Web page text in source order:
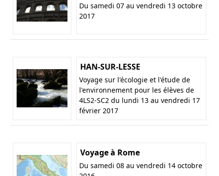
Du samedi 07 au vendredi 13 octobre
2017
HAN-SUR-LESSE
Voyage sur l'écologie et l'étude de
l'environnement pour les élèves de
4LS2-SC2 du lundi 13 au vendredi 17
février 2017
Voyage à Rome
Du samedi 08 au vendredi 14 octobre